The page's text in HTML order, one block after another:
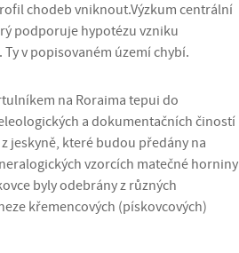
chodeb vniknout.Výzkum centrální
podporuje hypotézu vzniku
v popisovaném území chybí.
na Roraima tepui do
a dokumentačních čiností
jeskyně, které budou předány na
vzorcích matečné horniny
byly odebrány z různých
křemencových (pískovcových)